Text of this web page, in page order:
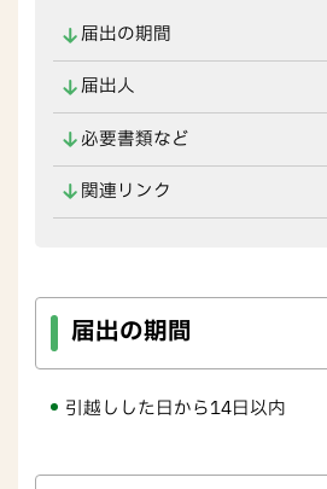
届出の期間
届出人
必要書類など
関連リンク
届出の期間
引越しした日から14日以内